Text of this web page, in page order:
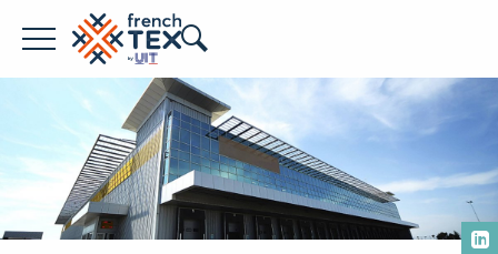
Offres d'emploi
Entreprises
Métiers
Formations